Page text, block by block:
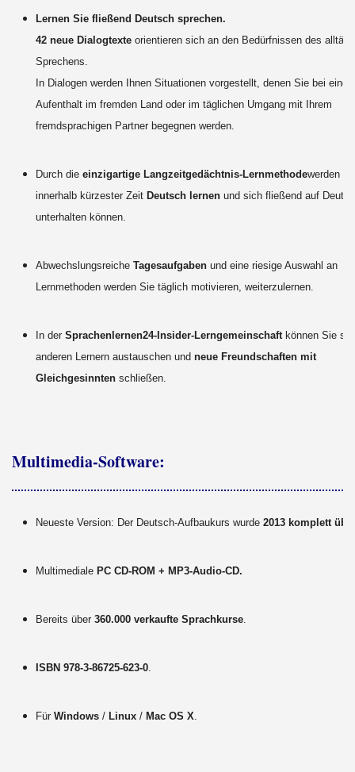
Lernen Sie fließend Deutsch sprechen.
42 neue Dialogtexteorientieren sich an den Bedürfnissen des
Sprechens.
In Dialogen werden Ihnen Situationen vorgestellt, denen Sie bei
Aufenthalt im fremden Land oder im täglichen Umgang mit Ihrem
fremdsprachigen Partner begegnen werden.
Durch die einzigartige Langzeitgedächtnis-Lernmethodewerden
innerhalb kürzester Zeit Deutsch lernenund sich fließend auf
unterhalten können.
Abwechslungsreiche Tagesaufgabenund eine riesige Auswahl an
Lernmethoden werden Sie täglich motivieren, weiterzulernen.
In der Sprachenlernen24-Insider-Lerngemeinschaftkönnen Sie
anderen Lernern austauschen und neue Freundschaften mit
Gleichgesinntenschließen.
Multimedia-Software:
Neueste Version: Der Deutsch-Aufbaukurs wurde 2013 komplett
Multimediale PC CD-ROM + MP3-Audio-CD.
Bereits über 360.000 verkaufte Sprachkurse.
ISBN 978-3-86725-623-0.
Für Windows/ Linux/Mac OS X